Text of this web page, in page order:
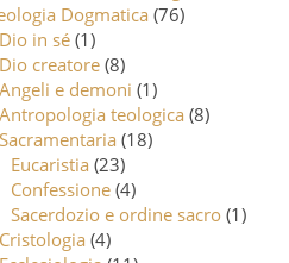
Dogmatica (76)
Dio in sé (1)
Dio creatore (8)
Angeli e demoni (1)
Antropologia teologica (8)
Sacramentaria (18)
Eucaristia (23)
Confessione (4)
Sacerdozio e ordine sacro (1)
Cristologia (4)